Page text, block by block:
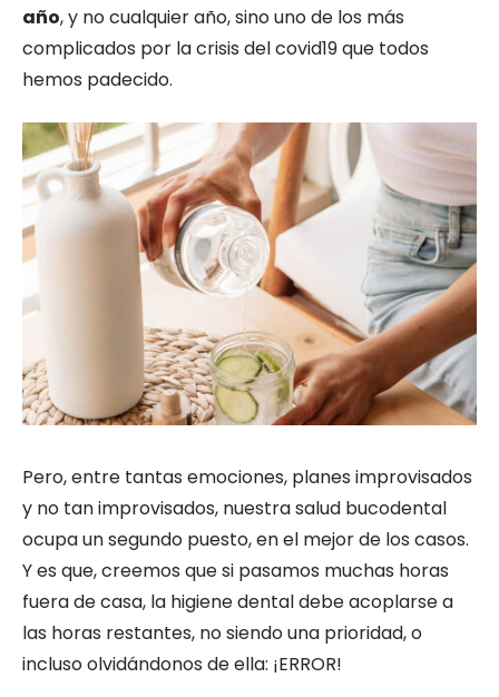
año, y no cualquier año, sino uno de los más
complicados por la crisis del covid19 que todos
hemos padecido.
Pero, entre tantas emociones, planes improvisados
y no tan improvisados, nuestra salud bucodental
ocupa un segundo puesto, en el mejor de los casos.
Y es que, creemos que si pasamos muchas horas
fuera de casa, la higiene dental debe acoplarse a
las horas restantes, no siendo una prioridad, o
incluso olvidándonos de ella: ¡ERROR!